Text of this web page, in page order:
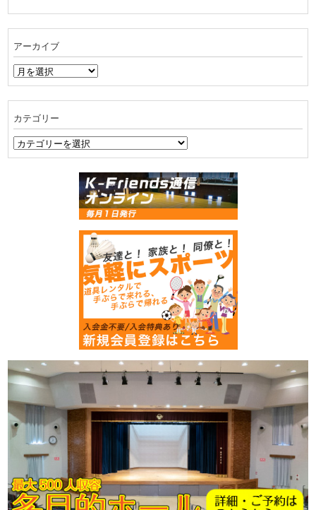
アーカイブ
ア
ー
ブ
カテゴリー
カ
テ